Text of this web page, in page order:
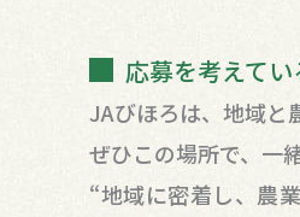
応募を考えて
JAびほろは、地域と
ぜひこの場所で、一
“地域に密着し、農